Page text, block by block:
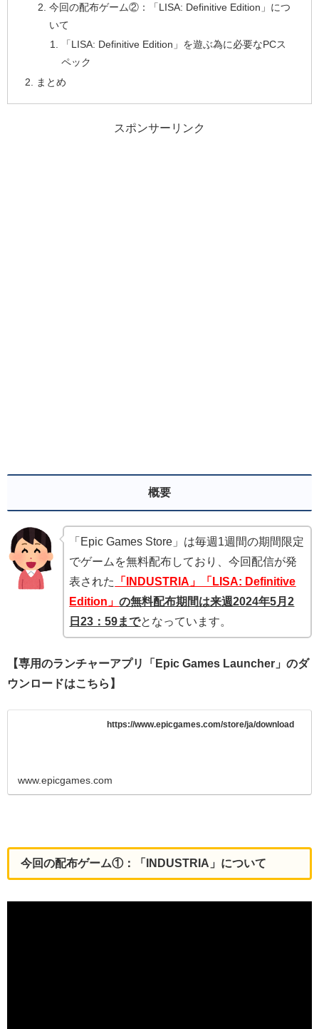
今回の配布ゲーム②：「LISA: Definitive Edition」につ
いて
「LISA: Definitive Edition」を遊ぶ為に必要なPCス
ペック
まとめ
スポンサーリンク
概要
「Epic Games Store」は毎週1週間の期間限定
でゲームを無料配布しており、今回配信が発
表された
「INDUSTRIA」
「LISA: Definitive
Edition 」の無料配布期間は来週2024年5月2
日23：59までとなっています。
【専用のランチャーアプリ「Epic Games Launcher」のダ
ウンロードはこちら】
https://www.epicgames.com/store/ja/download
www.epicgames.com
今回の配布ゲーム①：「INDUSTRIA」について